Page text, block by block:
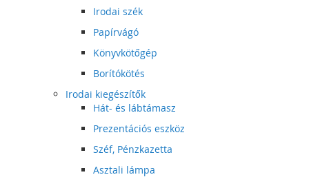
Irodai szék
Papírvágó
Könyvkötőgép
Borítókötés
Irodai kiegészítők
Hát- és lábtámasz
Prezentációs eszköz
Széf, Pénzkazetta
Asztali lámpa